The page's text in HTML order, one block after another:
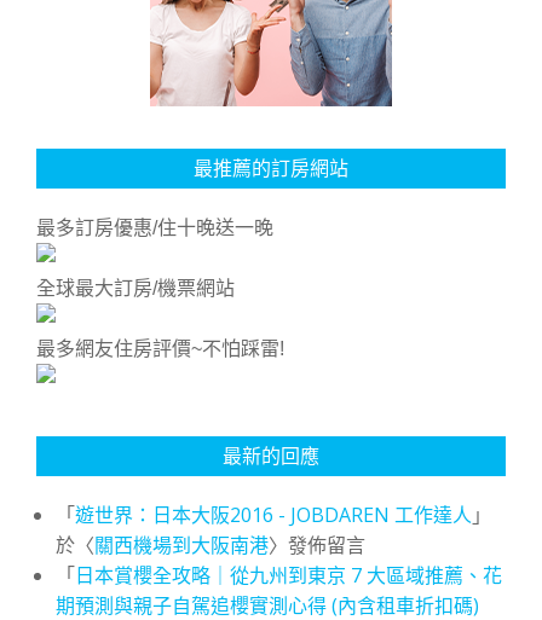
最推薦的訂房網站
最多訂房優惠/住十晚送一晚
全球最大訂房/機票網站
最多網友住房評價~不怕踩雷!
最新的回應
「遊世界：日本大阪2016 - JOBDAREN 工作達人 」
於〈關西機場到大阪南港〉發佈留言
「日本賞櫻全攻略｜從九州到東京 7 大區域推薦、花
期預測與親子自駕追櫻實測心得 (內含租車折扣碼)